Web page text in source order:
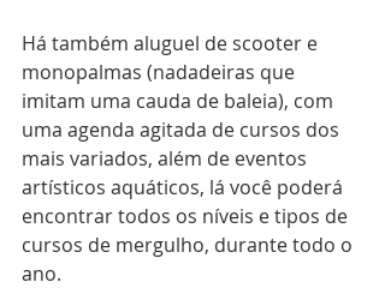
Há também aluguel de scooter e
monopalmas (nadadeiras que
imitam uma cauda de baleia), com
uma agenda agitada de cursos dos
mais variados, além de eventos
artísticos aquáticos, lá você poderá
encontrar todos os níveis e tipos de
cursos de mergulho, durante todo o
ano.